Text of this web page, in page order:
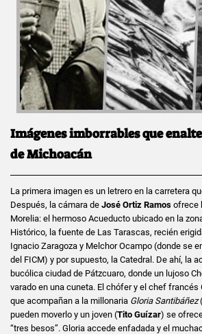
Imágenes imborrables que
de Michoacán
La primera imagen es un letrero en la carretera
Después, la cámara de José Ortiz Ramos ofrece
Morelia: el hermoso Acueducto ubicado en la
Histórico, la fuente de Las Tarascas, recién
Ignacio Zaragoza y Melchor Ocampo (donde se
del FICM) y por supuesto, la Catedral. De ahí, la
bucólica ciudad de Pátzcuaro, donde un lujoso
varado en una cuneta. El chófer y el chef francés
que acompañan a la millonaria Gloria Santibáñez(
pueden moverlo y un joven (Tito Guízar) se
“tres besos”. Gloria accede enfadada y el